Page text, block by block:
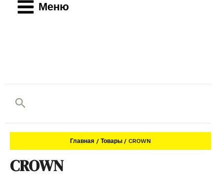
Меню
Поиск
Главная Товары CROWN
CROWN